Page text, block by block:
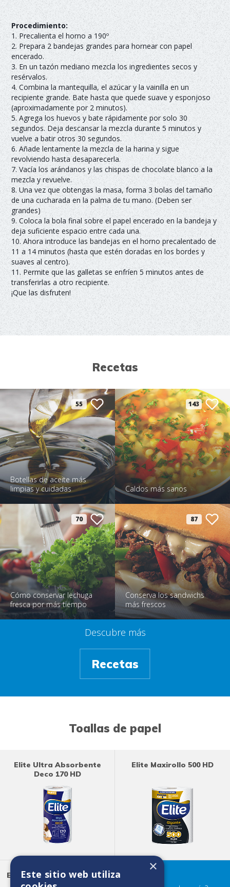
Procedimiento:
1. Precalienta el horno a 190º
2. Prepara 2 bandejas grandes para hornear con papel
encerado.
3. En un tazón mediano mezcla los ingredientes secos y
resérvalos.
4. Combina la mantequilla, el azúcar y la vainilla en un
recipiente grande. Bate hasta que quede suave y esponjoso
(aproximadamente por 2 minutos).
5. Agrega los huevos y bate rápidamente por solo 30
segundos. Deja descansar la mezcla durante 5 minutos y
vuelve a batir otros 30 segundos.
6. Añade lentamente la mezcla de la harina y sigue
revolviendo hasta desaparecerla.
7. Vacía los arándanos y las chispas de chocolate blanco a la
mezcla y revuelve.
8. Una vez que obtengas la masa, forma 3 bolas del tamaño
de una cucharada en la palma de tu mano. (Deben ser
grandes)
9. Coloca la bola final sobre el papel encerado en la bandeja y
deja suficiente espacio entre cada una.
10. Ahora introduce las bandejas en el horno precalentado de
11 a 14 minutos (hasta que estén doradas en los bordes y
suaves al centro).
11. Permite que las galletas se enfríen 5 minutos antes de
transferirlas a otro recipiente.
¡Que las disfruten!
Recetas
55
Botellas de aceite más
limpias y cuidadas
143
Caldos más sanos
70
Cómo conservar lechuga
fresca por más tiempo
87
Conserva los sandwichs
más frescos
Descubre más
Recetas
Toallas de papel
Elite Ultra Absorbente
Deco 170 HD
Elite Maxirollo 500 HD
Elite Ultra Absorbente 180
HD
×
Este sitio web utiliza